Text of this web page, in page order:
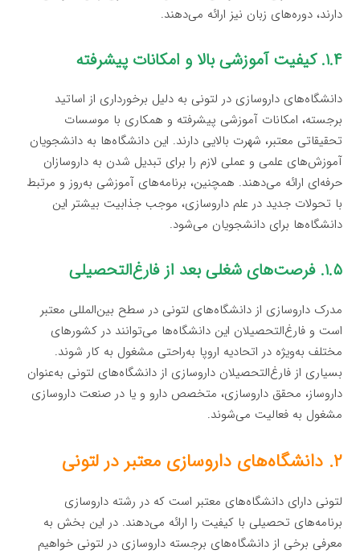
دارند، دوره‌های زبان نیز ارائه می‌دهند.
۱.۴. کیفیت آموزشی بالا و امکانات پیشرفته
دانشگاه‌های داروسازی در لتونی به دلیل برخورداری از اساتید
برجسته، امکانات آموزشی پیشرفته و همکاری با موسسات
تحقیقاتی معتبر، شهرت بالایی دارند. این دانشگاه‌ها به دانشجویان
آموزش‌های علمی و عملی لازم را برای تبدیل شدن به داروسازان
حرفه‌ای ارائه می‌دهند. همچنین، برنامه‌های آموزشی به‌روز و مرتبط
با تحولات جدید در علم داروسازی، موجب جذابیت بیشتر این
دانشگاه‌ها برای دانشجویان می‌شود.
۱.۵. فرصت‌های شغلی بعد از فارغ‌التحصیلی
مدرک داروسازی از دانشگاه‌های لتونی در سطح بین‌المللی معتبر
است و فارغ‌التحصیلان این دانشگاه‌ها می‌توانند در کشورهای
مختلف به‌ویژه در اتحادیه اروپا به‌راحتی مشغول به کار شوند.
بسیاری از فارغ‌التحصیلان داروسازی از دانشگاه‌های لتونی به‌عنوان
داروساز، محقق داروسازی، متخصص دارو و یا در صنعت داروسازی
مشغول به فعالیت می‌شوند.
۲. دانشگاه‌های داروسازی معتبر در لتونی
لتونی دارای دانشگاه‌های معتبر است که در رشته داروسازی
برنامه‌های تحصیلی با کیفیت را ارائه می‌دهند. در این بخش به
معرفی برخی از دانشگاه‌های برجسته داروسازی در لتونی خواهیم